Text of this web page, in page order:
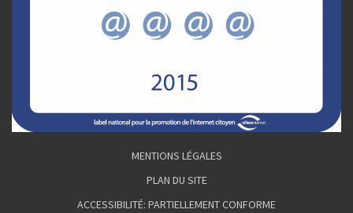
MENTIONS LÉGALES
PLAN DU SITE
ACCESSIBILITÉ: PARTIELLEMENT CONFORME